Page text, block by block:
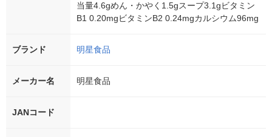
当量4.6gめん・かやく1.5gスープ3.1gビタミン
B1 0.20mgビタミンB2 0.24mgカルシウム96mg
ブランド 明星食品
メーカー名 明星食品
JANコード